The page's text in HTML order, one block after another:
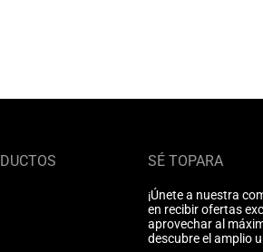
SÉ TOPARA
¡Únete a nuestra
en recibir ofertas
aprovechar al
descubre el amplio